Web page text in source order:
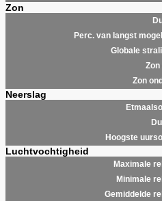
Zon
Perc. van langst
Globale
Zon
Zon
Neerslag
Hoogste
Luchtvochtigheid
Maximale
Minimale
Gemiddelde